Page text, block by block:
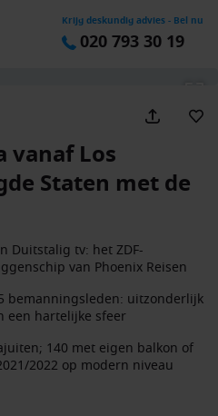
Krijg deskundig advies - Bel nu
020 793 30 19
vanaf Los
Staten met de
Duitstalig tv: het ZDF-
van Phoenix Reisen
bemanningsleden: uitzonderlijk
een hartelijke sfeer
140 met eigen balkon of
2022 op modern niveau